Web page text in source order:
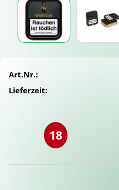
Art.Nr.:
Lieferzeit:
18